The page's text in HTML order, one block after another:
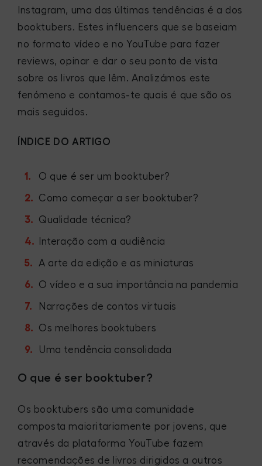
Instagram, uma das últimas tendências é a dos
booktubers. Estes influencers que se baseiam
no formato vídeo e no YouTube para fazer
reviews, opinar e dar o seu ponto de vista
sobre os livros que lêm. Analizámos este
fenómeno e contamos-te quais é que são os
mais seguidos.
ÍNDICE DO ARTIGO
O que é ser um booktuber?
Como começar a ser booktuber?
Qualidade técnica?
Interação com a audiência
A arte da edição e as miniaturas
O vídeo e a sua importância na pandemia
Narrações de contos virtuais
Os melhores booktubers
Uma tendência consolidada
O que é ser booktuber?
Os booktubers são uma comunidade
composta maioritariamente por jovens, que
através da plataforma YouTube fazem
recomendações de livros dirigidos a outros